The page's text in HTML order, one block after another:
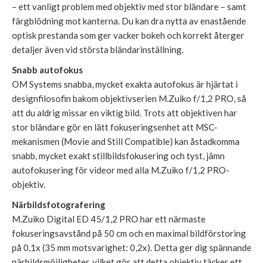
– ett vanligt problem med objektiv med stor bländare – samt
färgblödning mot kanterna. Du kan dra nytta av enastående
optisk prestanda som ger vacker bokeh och korrekt återger
detaljer även vid största bländarinställning.
Snabb autofokus
OM Systems snabba, mycket exakta autofokus är hjärtat i
designfilosofin bakom objektivserien M.Zuiko f/1,2 PRO, så
att du aldrig missar en viktig bild. Trots att objektiven har
stor bländare gör en lätt fokuseringsenhet att MSC-
mekanismen (Movie and Still Compatible) kan åstadkomma
snabb, mycket exakt stillbildsfokusering och tyst, jämn
autofokusering för videor med alla M.Zuiko f/1,2 PRO-
objektiv.
Närbildsfotografering
M.Zuiko Digital ED 45/1,2 PRO har ett närmaste
fokuseringsavstånd på 50 cm och en maximal bildförstoring
på 0,1x (35 mm motsvarighet: 0,2x). Detta ger dig spännande